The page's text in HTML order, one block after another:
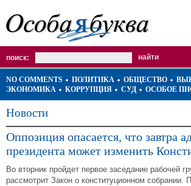
поиск:
NO COMMENTS ПОЛИТИКА ОБЩЕСТВО
ЭКОНОМИКА
КОРРУПЦИЯ СУД ОСОБОЕ
Новости
Оппозиция опасается, что завтра
президента может изменить
Во вторник пройдет первое заседание рабочей
рассмотрит Закон о конституционном собрании.